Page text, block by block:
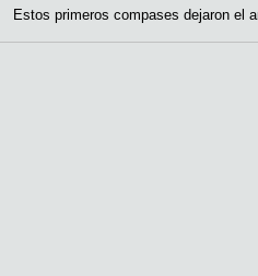
Estos primeros compases dejaron el